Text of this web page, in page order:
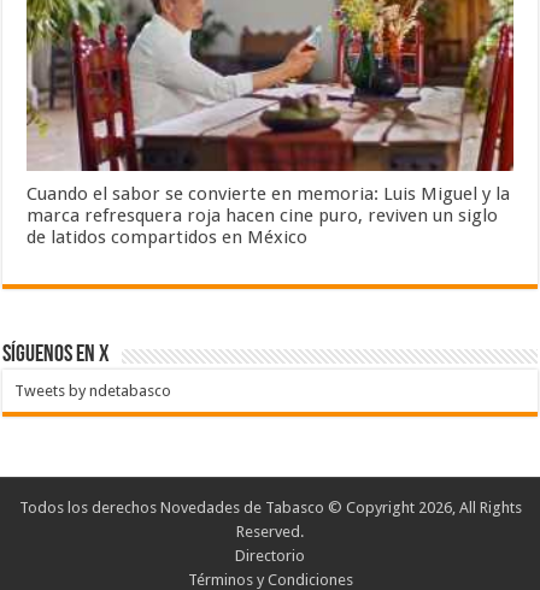
Cuando el sabor se convierte en memoria: Luis Miguel y la
marca refresquera roja hacen cine puro, reviven un siglo
de latidos compartidos en México
SÍGUENOS EN X
Tweets by ndetabasco
Todos los derechos Novedades de Tabasco © Copyright 2026, All Rights
Reserved.
Directorio
Términos y Condiciones